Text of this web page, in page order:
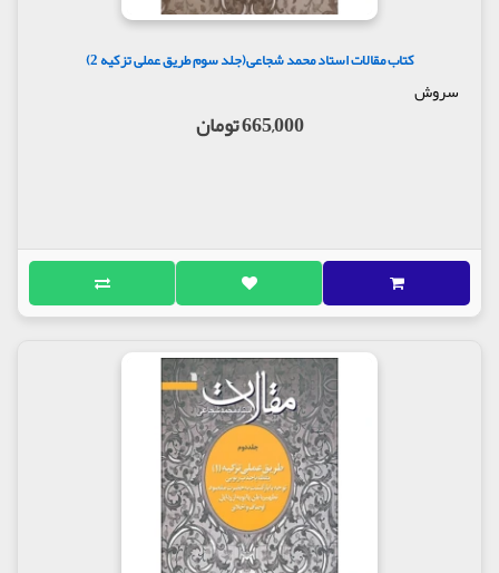
کتاب مقالات استاد محمد شجاعی(جلد سوم طریق عملی تزکیه 2)
سروش
665,000 تومان